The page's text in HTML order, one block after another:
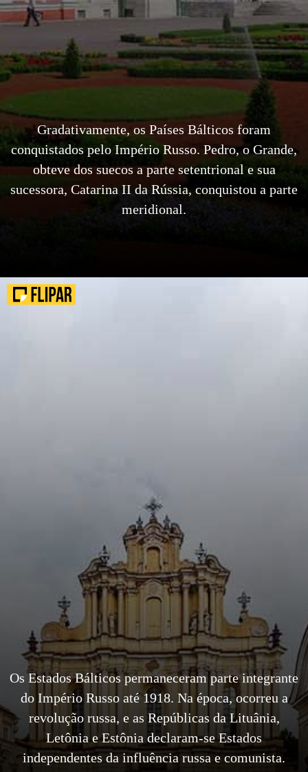
Gradativamente, os Países Bálticos foram
conquistados pelo Império Russo. Pedro, o Grande,
obteve dos suecos a parte setentrional e sua
sucessora, Catarina II da Rússia, conquistou a parte
meridional.
Os Estados Bálticos permaneceram parte integrante
do Império Russo até 1918. Na época, ocorreu a
revolução russa, e as Repúblicas da Lituânia,
Letônia e Estônia declaram-se Estados
independentes da influência russa e comunista.